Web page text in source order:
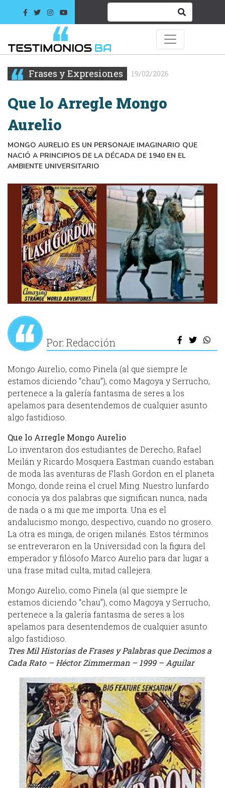
Frases y Expresiones 19/02/2026
Que lo Arregle Mongo
Aurelio
MONGO AURELIO ES UN PERSONAJE IMAGINARIO QUE
NACIÓ A PRINCIPIOS DE LA DÉCADA DE 1940 EN EL
AMBIENTE UNIVERSITARIO
Por: Redacción
Mongo Aurelio, como Pinela (al que siempre le
estamos diciendo “chau”), como Magoya y Serrucho,
pertenece a la galería fantasma de seres a los
apelamos para desentendemos de cualquier asunto
algo fastidioso.
Que lo Arregle Mongo Aurelio
Lo inventaron dos estudiantes de Derecho, Rafael
Meilán y Ricardo Mosquera Eastman cuando estaban
de moda las aventuras de Flash Gordon en el planeta
Mongo, donde reina el cruel Ming. Nuestro lunfardo
conocía ya dos palabras que significan nunca, nada
de nada o a mi que me importa. Una es el
andalucismo mongo, despectivo, cuando no grosero.
La otra es minga, de origen milanés. Estos términos
se entreveraron en la Universidad con la figura del
emperador y filósofo Marco Aurelio para dar lugar a
una frase mitad culta, mitad callejera.
Mongo Aurelio, como Pinela (al que siempre le
estamos diciendo “chau”), como Magoya y Serrucho,
pertenece a la galería fantasma de seres a los
apelamos para desentendemos de cualquier asunto
algo fastidioso.
Tres Mil Historias de Frases y Palabras que Decimos a
Cada Rato – Héctor Zimmerman – 1999 – Aguilar